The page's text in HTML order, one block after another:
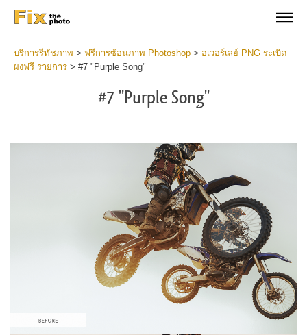
บริการรีทัชภาพ > ฟรีการซ้อนภาพ Photoshop > อเวอร์เลย์ PNG ระเบิด
ผงฟรี รายการ > #7 "Purple Song"
#7 "Purple Song"